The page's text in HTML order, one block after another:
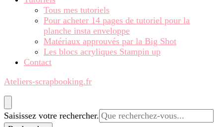
Tous mes tutoriels
Pour acheter 14 pages de tutoriel pour la
planche insta enveloppe
Matériaux approuvés par la Big Shot
Les blocs acryliques Stampin up
Contact
Ateliers-scrapbooking.fr
Vous
recherchiez
Saisissez votre rechercher.